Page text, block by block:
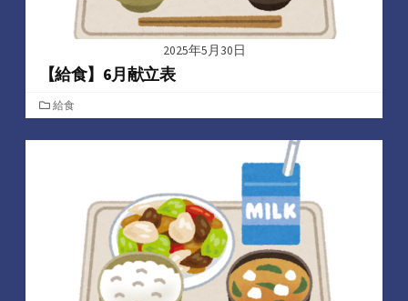
2025年5月30日
【給食】6月献立表
カ
テ
ゴ
給食